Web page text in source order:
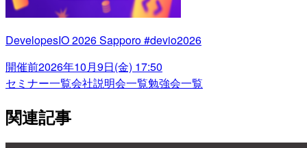
DevelopesIO 2026 Sapporo #devio2026
開催前2026年10月9日(金) 17:50
セミナー一覧会社説明会一覧勉強会一覧
関連記事